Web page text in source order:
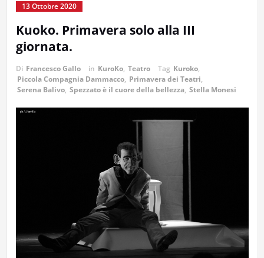
13 Ottobre 2020
Kuoko. Primavera solo alla III
giornata.
Di Francesco Gallo in KuroKo, Teatro Tag Kuroko,
Piccola Compagnia Dammacco, Primavera dei Teatri,
Serena Balivo, Spezzato è il cuore della bellezza, Stella Monesi